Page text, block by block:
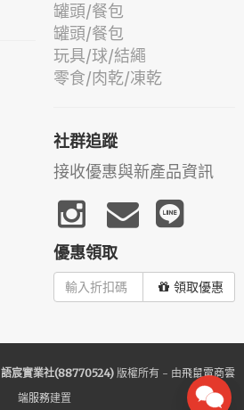
罐頭/餐包
罐頭/餐包
玩具/球/結繩
零食/肉乾/凍乾
社群追蹤
接收優惠與新產品資訊
優惠領取
領取優惠
語宸實業社(88770524) 版權所有 - 由飛鼠電商雲
端服務建置